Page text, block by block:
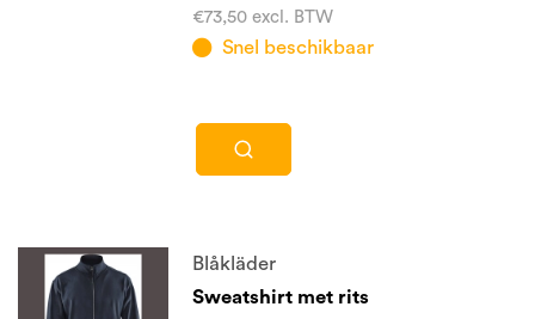
€73,50 excl. BTW
Snel beschikbaar
Blåkläder
Sweatshirt met rits